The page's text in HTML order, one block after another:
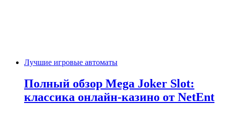
Лучшие игровые автоматы
Полный обзор Mega Joker Slot:
классика онлайн-казино от NetEnt